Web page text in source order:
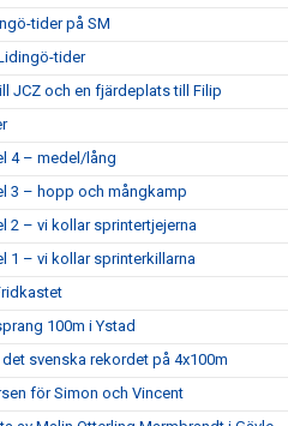
tider på SM
tider
JCZ och en fjärdeplats till Filip
4 – medel/lång
3 – hopp och mångkamp
2 – vi kollar sprintertjejerna
1 – vi kollar sprinterkillarna
100m i Ystad
svenska rekordet på 4x100m
för Simon och Vincent